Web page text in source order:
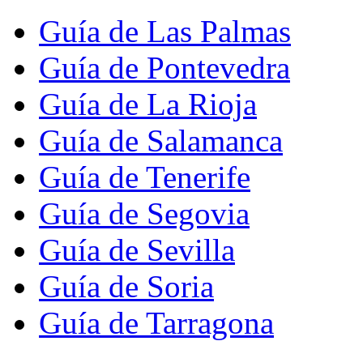
Guía de Las Palmas
Guía de Pontevedra
Guía de La Rioja
Guía de Salamanca
Guía de Tenerife
Guía de Segovia
Guía de Sevilla
Guía de Soria
Guía de Tarragona